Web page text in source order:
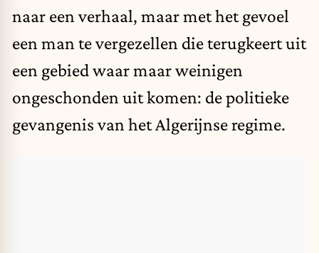
naar een verhaal, maar met het gevoel
een man te vergezellen die terugkeert uit
een gebied waar maar weinigen
ongeschonden uit komen: de politieke
gevangenis van het Algerijnse regime.